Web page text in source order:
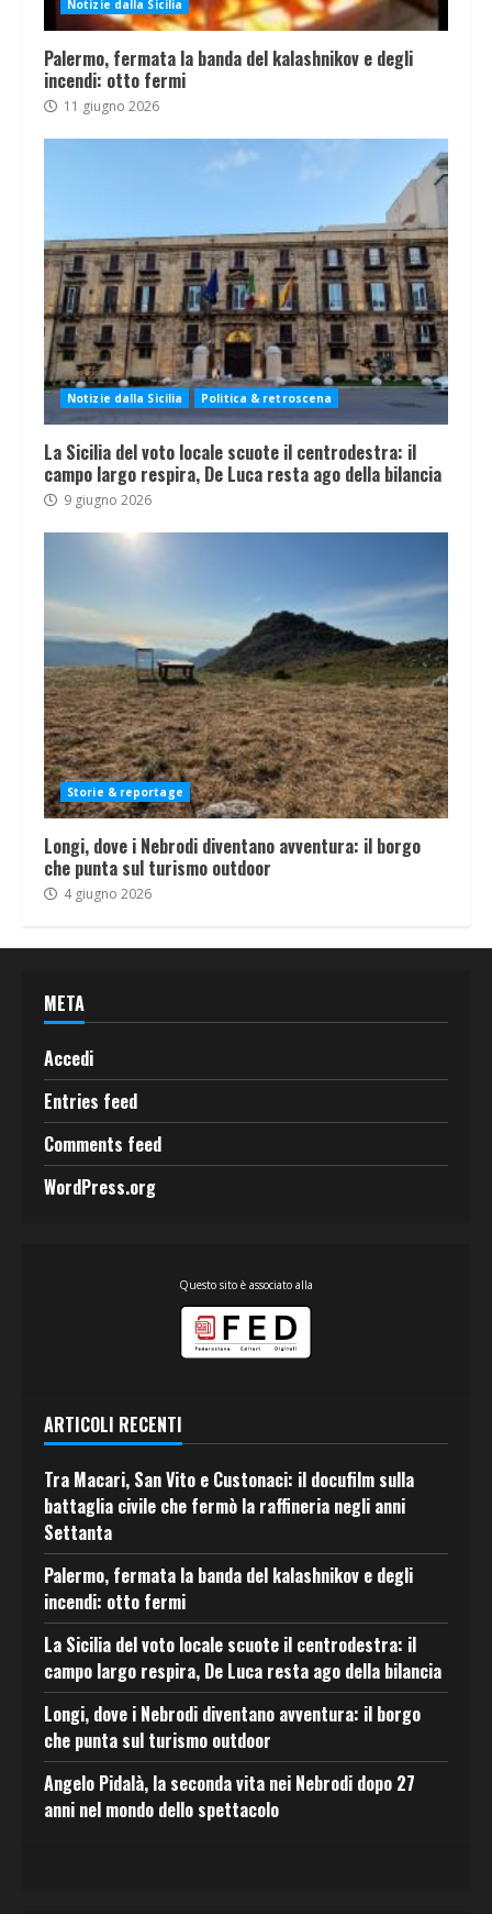
Notizie dalla Sicilia
Palermo, fermata la banda del kalashnikov e degli
incendi: otto fermi
11 giugno 2026
Notizie dalla Sicilia Politica & retroscena
La Sicilia del voto locale scuote il centrodestra: il
campo largo respira, De Luca resta ago della bilancia
9 giugno 2026
Storie & reportage
Longi, dove i Nebrodi diventano avventura: il borgo
che punta sul turismo outdoor
4 giugno 2026
META
Accedi
Entries feed
Comments feed
WordPress.org
Questo sito è associato alla
ARTICOLI RECENTI
Tra Macari, San Vito e Custonaci: il docufilm sulla
battaglia civile che fermò la raffineria negli anni
Settanta
Palermo, fermata la banda del kalashnikov e degli
incendi: otto fermi
La Sicilia del voto locale scuote il centrodestra: il
campo largo respira, De Luca resta ago della bilancia
Longi, dove i Nebrodi diventano avventura: il borgo
che punta sul turismo outdoor
Angelo Pidalà, la seconda vita nei Nebrodi dopo 27
anni nel mondo dello spettacolo